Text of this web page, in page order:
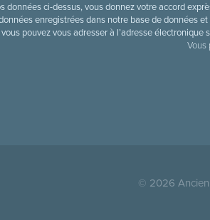
données ci-dessus, vous donnez votre accord
enregistrées dans notre base de données
vous pouvez vous adresser à l’adresse électronique
Vous
© 2026